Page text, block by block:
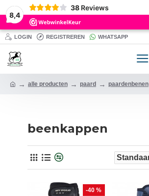
8,4
38 Reviews
LOGIN REGISTREREN WHATSAPP
alle producten paard paardenbenen
beenkappen
-40 %